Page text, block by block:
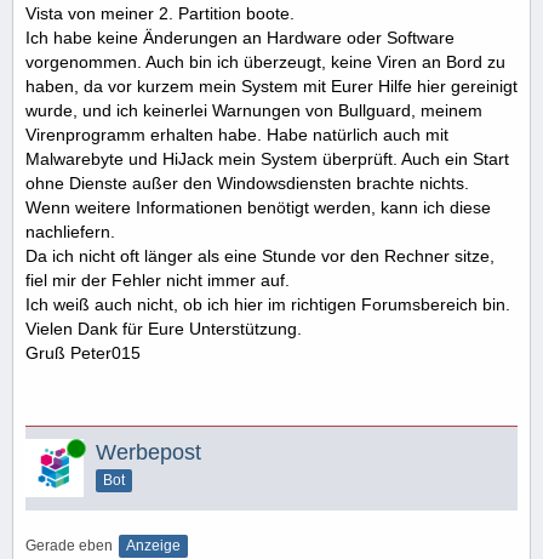
Vista von meiner 2. Partition boote.
Ich habe keine Änderungen an Hardware oder Software
vorgenommen. Auch bin ich überzeugt, keine Viren an Bord zu
haben, da vor kurzem mein System mit Eurer Hilfe hier gereinigt
wurde, und ich keinerlei Warnungen von Bullguard, meinem
Virenprogramm erhalten habe. Habe natürlich auch mit
Malwarebyte und HiJack mein System überprüft. Auch ein Start
ohne Dienste außer den Windowsdiensten brachte nichts.
Wenn weitere Informationen benötigt werden, kann ich diese
nachliefern.
Da ich nicht oft länger als eine Stunde vor den Rechner sitze,
fiel mir der Fehler nicht immer auf.
Ich weiß auch nicht, ob ich hier im richtigen Forumsbereich bin.
Vielen Dank für Eure Unterstützung.
Gruß Peter015
Online Werbepost
Bot
Gerade eben Anzeige